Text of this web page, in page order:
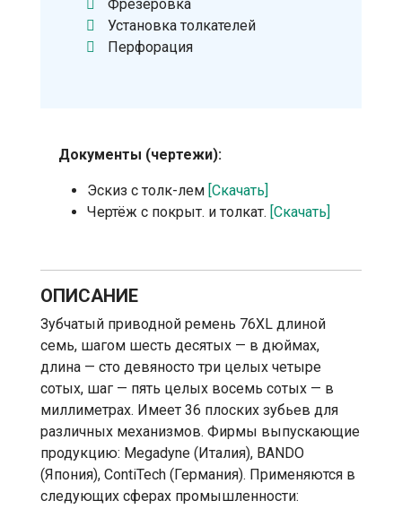
Фрезеровка
Установка толкателей
Перфорация
Документы (чертежи):
Эскиз с толк-лем [Скачать]
Чертёж с покрыт. и толкат. [Скачать]
ОПИСАНИЕ
Зубчатый приводной ремень 76XL длиной
семь, шагом шесть десятых — в дюймах,
длина — сто девяносто три целых четыре
сотых, шаг — пять целых восемь сотых — в
миллиметрах. Имеет 36 плоских зубьев для
различных механизмов. Фирмы выпускающие
продукцию: Megadyne (Италия), BANDO
(Япония), ContiTech (Германия). Применяются в
следующих сферах промышленности: